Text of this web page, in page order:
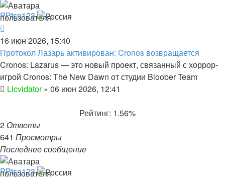
PPtsn123
16 июн 2026, 15:40
Протокол Лазарь активирован: Cronos возвращается
Cronos: Lazarus — это новый проект, связанный с хоррор-
игрой Cronos: The New Dawn от студии Bloober Team
Licvidator» 06 июн 2026, 12:41
Рейтинг: 1.56%
2 Ответы
641 Просмотры
Последнее сообщение
PPtsn123